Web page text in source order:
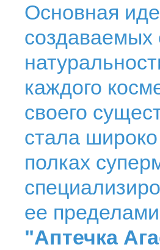
Основная
создаваемых
каждого
своего
стала
полках
ее
"Аптечка